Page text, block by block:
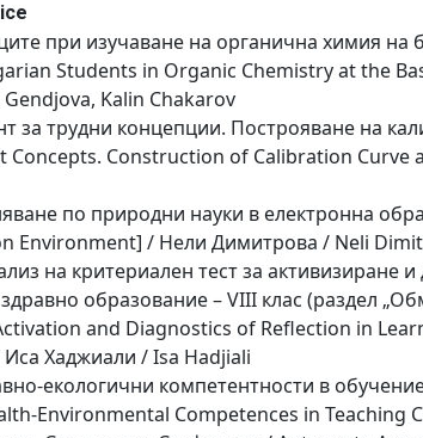
при изучаване на органична химия на
Students in Organic Chemistry at the
Kalin Chakarov
за трудни концепции. Построяване на
Concepts. Construction of Calibration
по природни науки в електронна
Environment] / Нели Димитрова / Neli
на критериален тест за активизиране
образование – VIII клас (раздел
and Diagnostics of Reflection in
Хаджиали / Isa Hadjiali
екологични компетентности в
Environmental Competences in Teaching